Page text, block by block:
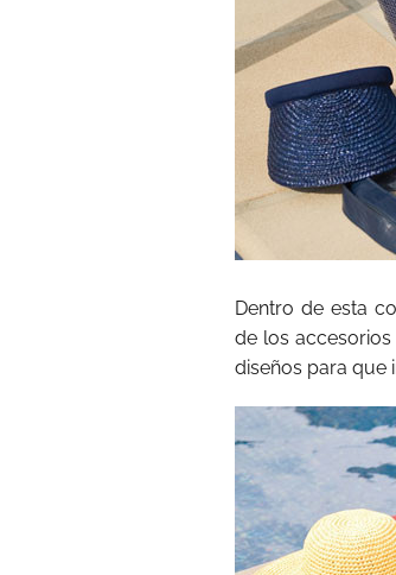
Dentro de esta
de los
diseños para que